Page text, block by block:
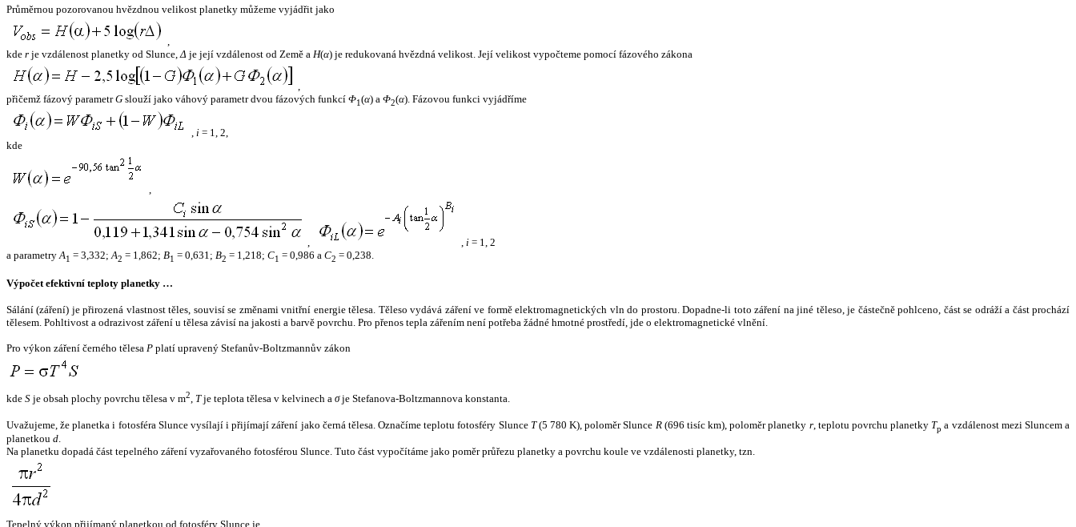
Průměrnou pozorovanou hvězdnou velikost planetky můžeme vyjádřit jako
,
kde r je vzdálenost planetky od Slunce,Δ je její vzdálenost od Země a H(α) je redukovaná hvězdná velikost. Její velikost vypočteme pomocí fázového zákona
,
přičemž fázový parametrG slouží jako váhový parametr dvou fázových funkcí Φ1(α) a Φ2(α). Fázovou funkci vyjádříme
, i = 1, 2,
kde
,
, , i = 1, 2
a parametryA1 = 3,332;A2 = 1,862; B1 = 0,631; B2 = 1,218; C1 = 0,986 a C2 = 0,238.
Výpočet efektivní teploty planetky …
Sálání (záření) je přirozená vlastnost těles, souvisí se změnami vnitřní energie tělesa. Těleso vydává záření ve formě elektromagnetických vln do prostoru. Dopadne-li toto záření na jiné těleso, je částečně pohlceno, část se odráží a část prochází
tělesem. Pohltivost a odrazivost záření u tělesa závisí na jakosti a barvě povrchu. Pro přenos tepla zářením není potřeba žádné hmotné prostředí, jde o elektromagnetické vlnění.
Pro výkon záření černého tělesa P platí upravený Stefanův-Boltzmannův zákon
kde S je obsah plochy povrchu tělesa v m2, Tje teplota tělesa v kelvinech a σje Stefanova-Boltzmannova konstanta.
Uvažujeme, že planetka i fotosféra Slunce vysílají i přijímají záření jako černá tělesa. Označíme teplotu fotosféry Slunce T(5 780 K), poloměr Slunce R(696 tisíc km), poloměr planetky r, teplotu povrchu planetky Tp a vzdálenost mezi Sluncem a
planetkou d.
Na planetku dopadá část tepelného záření vyzařovaného fotosférou Slunce. Tuto část vypočítáme jako poměr průřezu planetky a povrchu koule ve vzdálenosti planetky, tzn.
Tepelný výkon přijímaný planetkou od fotosféry Slunce je